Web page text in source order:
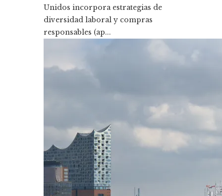
Unidos incorpora estrategias de
diversidad laboral y compras
responsables (ap...